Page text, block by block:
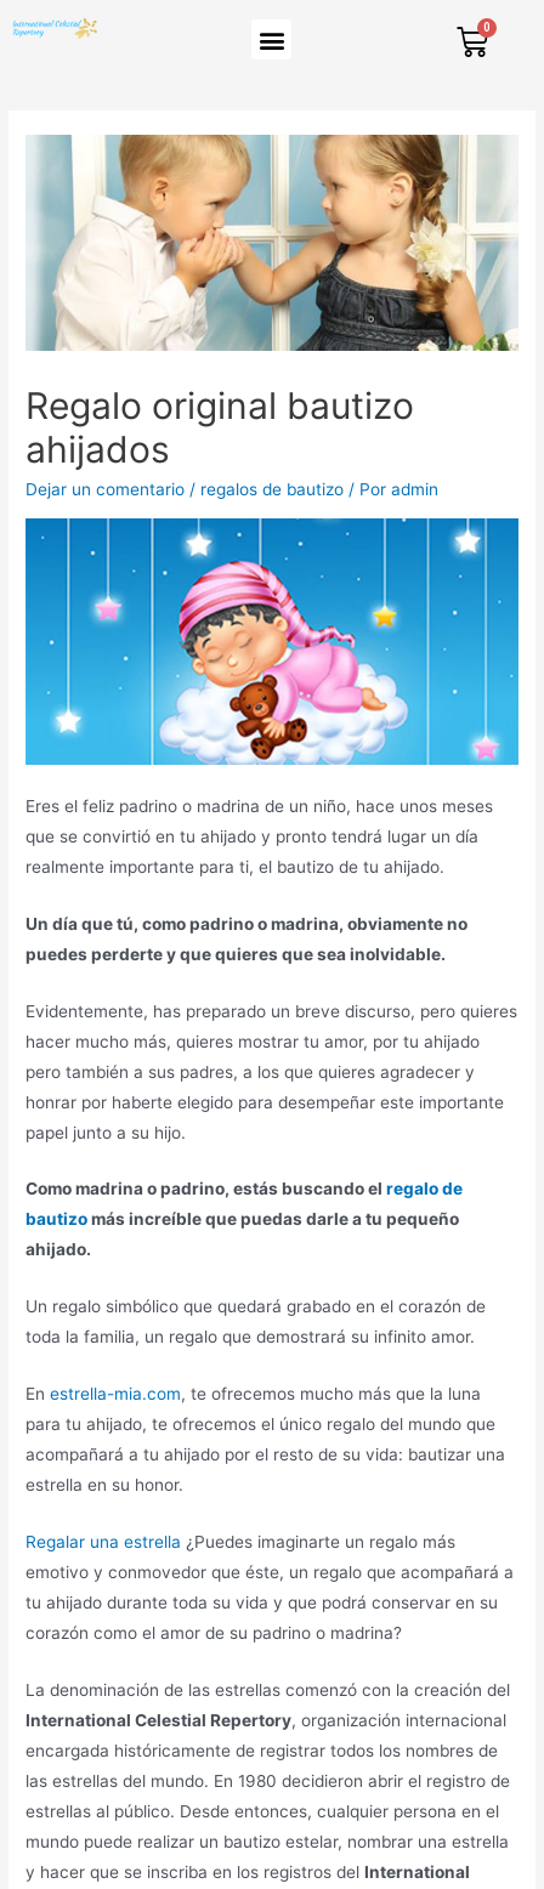
Regalo original bautizo
ahijados
Dejar un comentario / regalos de bautizo / Poradmin
Eres el feliz padrino o madrina de un niño, hace unos meses
que se convirtió en tu ahijado y pronto tendrá lugar un día
realmente importante para ti, el bautizo de tu ahijado.
Un día que tú, como padrino o madrina, obviamente no
puedes perderte y que quieres que sea inolvidable.
Evidentemente, has preparado un breve discurso, pero quieres
hacer mucho más, quieres mostrar tu amor, por tu ahijado
pero también a sus padres, a los que quieres agradecer y
honrar por haberte elegido para desempeñar este importante
papel junto a su hijo.
Como madrina o padrino, estás buscando elregalo de
bautizomás increíble que puedas darle a tu pequeño
ahijado.
Un regalo simbólico que quedará grabado en el corazón de
toda la familia, un regalo que demostrará su infinito amor.
Enestrella-mia.com, te ofrecemos mucho más que la luna
para tu ahijado, te ofrecemos el único regalo del mundo que
acompañará a tu ahijado por el resto de su vida: bautizar una
estrella en su honor.
Regalar una estrella ¿Puedes imaginarte un regalo más
emotivo y conmovedor que éste, un regalo que acompañará a
tu ahijado durante toda su vida y que podrá conservar en su
corazón como el amor de su padrino o madrina?
La denominación de las estrellas comenzó con la creación del
International Celestial Repertory, organización internacional
encargada históricamente de registrar todos los nombres de
las estrellas del mundo. En 1980 decidieron abrir el registro de
estrellas al público. Desde entonces, cualquier persona en el
mundo puede realizar un bautizo estelar, nombrar una estrella
y hacer que se inscriba en los registros delInternational